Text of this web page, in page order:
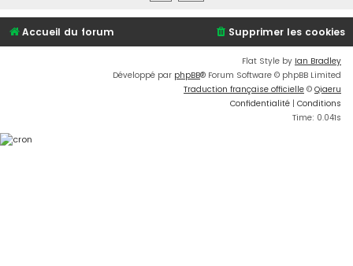
Accueil du forum Supprimer les cookies
Flat Style by Ian Bradley
Développé par phpBB® Forum Software © phpBB Limited
Traduction française officielle © Qiaeru
Confidentialité | Conditions
Time: 0.041s